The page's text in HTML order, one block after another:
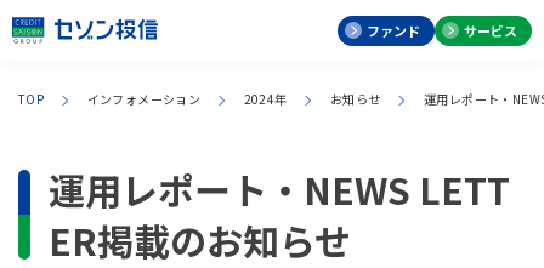
ファンド サービス
TOP インフォメーション 2024年 お知らせ 運用レポート・
運用レポート・NEWS LETT
ER掲載のお知らせ